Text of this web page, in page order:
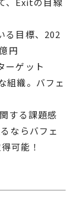
る目標、202
円
ーゲット
組織。バフェ
する課題感
ならバフェ
可能！